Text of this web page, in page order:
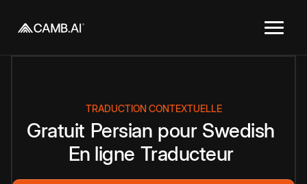
TRADUCTION CONTEXTUELLE
Gratuit Persian pour Swedish
En ligne Traducteur